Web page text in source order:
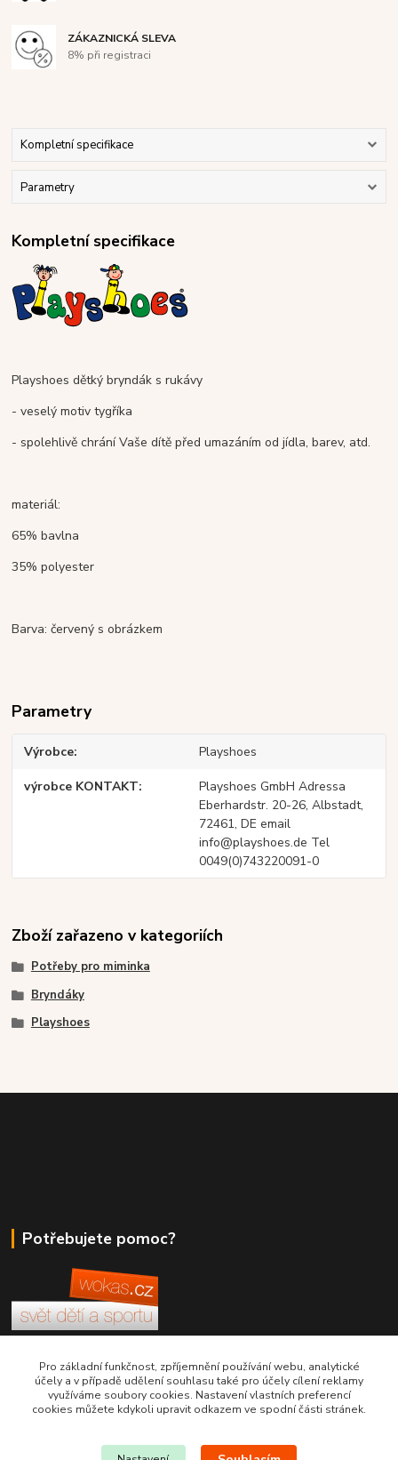
ZÁKAZNICKÁ SLEVA
8% při registraci
Kompletní specifikace
Parametry
Kompletní specifikace
Playshoes dětký bryndák s rukávy
- veselý motiv tygříka
- spolehlivě chrání Vaše dítě před umazáním od jídla, barev, atd.
materiál:
65% bavlna
35% polyester
Barva: červený s obrázkem
Parametry
Výrobce Playshoes
výrobce KONTAKT
Playshoes GmbH Adressa
Eberhardstr. 20-26, Albstadt,
72461, DE email
info@playshoes.de Tel
0049(0)743220091-0
Zboží zařazeno v kategoriích
Potřeby pro miminka
Bryndáky
Playshoes
Potřebujete pomoc?
+420 380 830 198
wokas.online@yahoo.cz
Pro základní funkčnost, zpříjemnění používání webu, analytické
účely a v případě udělení souhlasu také pro účely cílení reklamy
využíváme soubory cookies. Nastavení vlastních preferencí
cookies můžete kdykoli upravit odkazem ve spodní části stránek.